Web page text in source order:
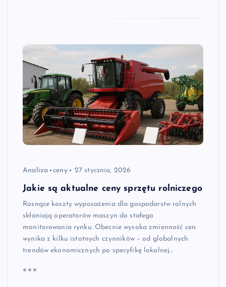
Analiza ceny 27 stycznia, 2026
Jakie są aktualne ceny sprzętu rolniczego
Rosnące koszty wyposażenia dla gospodarstw rolnych
skłaniają operatorów maszyn do stałego
monitorowania rynku. Obecnie wysoka zmienność cen
wynika z kilku istotnych czynników – od globalnych
trendów ekonomicznych po specyfikę lokalnej…